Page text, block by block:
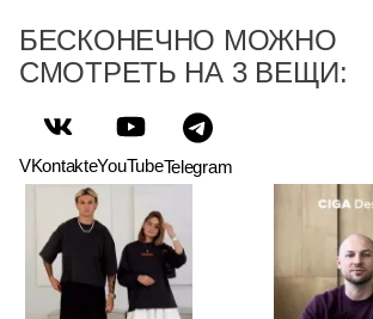
БЕСКОНЕЧНО МОЖНО
СМОТРЕТЬ НА 3 ВЕЩИ:
VKontakteYouTubeTelegram